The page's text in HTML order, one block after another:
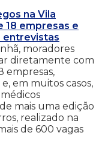
na Vila
18 empresas e
entrevistas
moradores
diretamente com
empresas,
em muitos casos,
mais uma edição
realizado na
de 600 vagas